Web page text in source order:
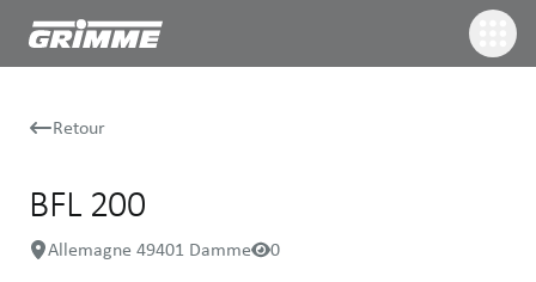
Retour
BFL 200
Allemagne 49401 Damme 0